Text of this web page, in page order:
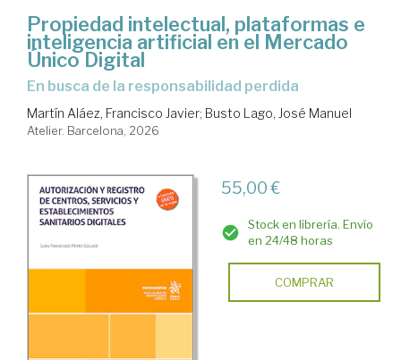
Propiedad intelectual, plataformas e
inteligencia artificial en el Mercado
Único Digital
en busca de la responsabilidad perdida
Martín Aláez, Francisco Javier; Busto Lago, José Manuel
Atelier. Barcelona, 2026
55,00 €
Stock en librería. Envío
en 24/48 horas
COMPRAR